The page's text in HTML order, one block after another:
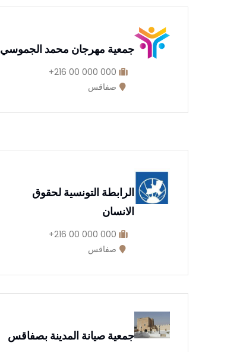
جمعية مهرجان محمد الجموسي
000 000 00 216+
صفاقس
الرابطة التونسية لحقوق
الانسان
000 000 00 216+
صفاقس
جمعية صيانة المدينة بصفاقس